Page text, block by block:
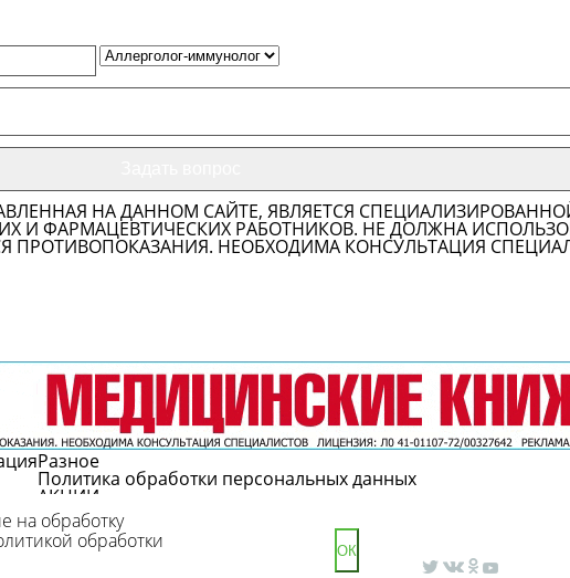
НА ДАННОМ САЙТЕ, ЯВЛЯЕТСЯ
И ФАРМАЦЕВТИЧЕСКИХ РАБОТНИКОВ. НЕ ДОЛЖНА
ПРОТИВОПОКАЗАНИЯ. НЕОБХОДИМА КОНСУЛЬТАЦИЯ
Разное
Политика обработки персональных данных
АКЦИИ
на обработку
обработки
ОК